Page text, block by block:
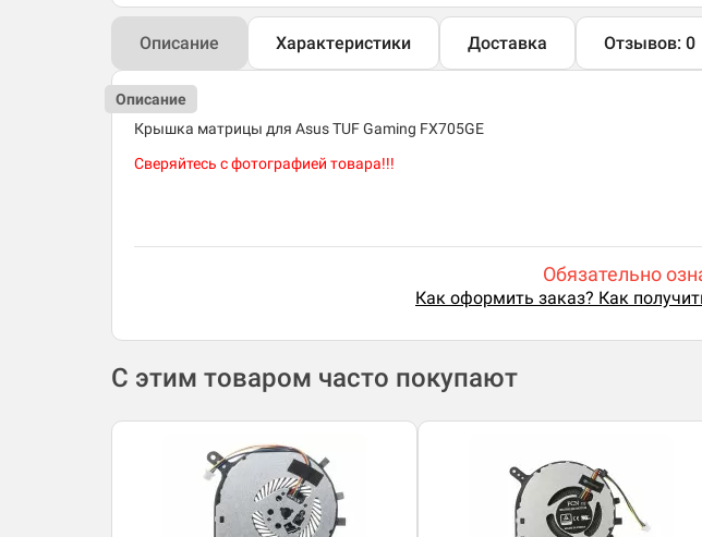
Описание Характеристики Доставка Отзывов: 0
Описание
Крышка матрицы для Asus TUF Gaming FX705GE
Сверяйтесь с фотографией товара!!!
Обязательно
Как оформить заказ? Как
С этим товаром часто покупают